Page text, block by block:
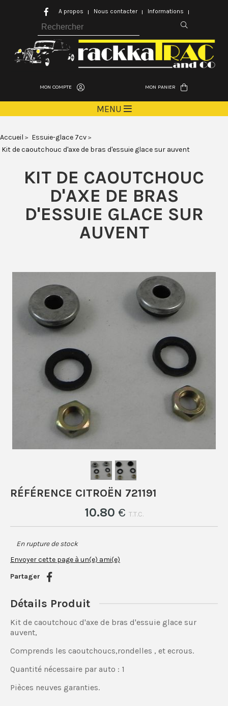
MON COMPTE MON PANIER
MENU
Accueil
Essuie-glace 7cv
Kit de caoutchouc d'axe de bras d'essuie glace sur auvent
KIT DE CAOUTCHOUC
D'AXE DE BRAS
D'ESSUIE GLACE SUR
AUVENT
RÉFÉRENCE CITROËN 721191
10.80 € T.T.C.
En rupture de stock
Envoyer cette page à un(e) ami(e)
Partager
Détails Produit
Kit de caoutchouc d'axe de bras d'essuie glace sur
auvent,
Comprends les caoutchoucs,rondelles , et ecrous.
Quantité nécessaire par auto : 1
Pièces neuves garanties.
A propos Nous contacter Informations